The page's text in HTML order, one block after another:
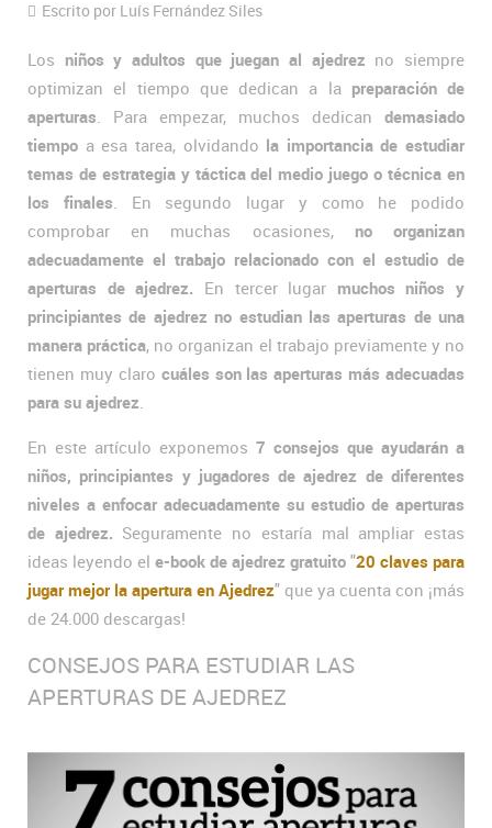
Escrito por Luís Fernández Siles
Los niños y adultos que juegan al ajedrez no siempre
optimizan el tiempo que dedican a la preparación de
aperturas. Para empezar, muchos dedican demasiado
tiempo a esa tarea, olvidando la importancia de estudiar
temas de estrategia y táctica del medio juego o técnica en
los finales. En segundo lugar y como he podido
comprobar en muchas ocasiones, no organizan
adecuadamente el trabajo relacionado con el estudio de
aperturas de ajedrez. En tercer lugar muchos niños y
principiantes de ajedrez no estudian las aperturas de una
manera práctica, no organizan el trabajo previamente y no
tienen muy claro cuáles son las aperturas más adecuadas
para su ajedrez.
En este artículo exponemos 7 consejos que ayudarán a
niños, principiantes y jugadores de ajedrez de diferentes
niveles a enfocar adecuadamente su estudio de aperturas
de ajedrez. Seguramente no estaría mal ampliar estas
ideas leyendo el e-book de ajedrez gratuito "20 claves para
jugar mejor la apertura en Ajedrez" que ya cuenta con ¡más
de 24.000 descargas!
CONSEJOS PARA ESTUDIAR LAS
APERTURAS DE AJEDREZ